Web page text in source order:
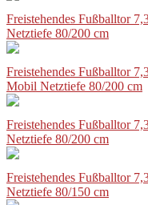
Freistehendes Fußballtor
Netztiefe 80/200 cm
Freistehendes Fußballtor
Mobil Netztiefe 80/200 cm
Freistehendes Fußballtor
Netztiefe 80/200 cm
Freistehendes Fußballtor
Netztiefe 80/150 cm